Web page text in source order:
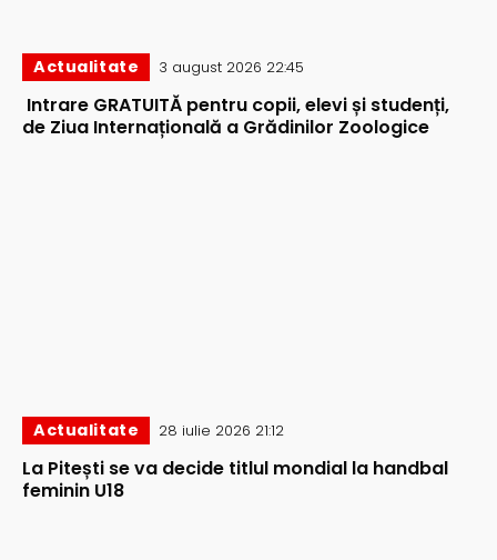
Actualitate 3 august 2026 22:45
Intrare GRATUITĂ pentru copii, elevi și studenți,
de Ziua Internațională a Grădinilor Zoologice
Actualitate 28 iulie 2026 21:12
La Pitești se va decide titlul mondial la handbal
feminin U18